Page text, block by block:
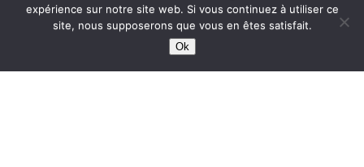
This site is protected bywp-copyrightpro.com
expérience sur notre site web. Si vous continuez à utiliser ce
site, nous supposerons que vous en êtes satisfait.
Ok